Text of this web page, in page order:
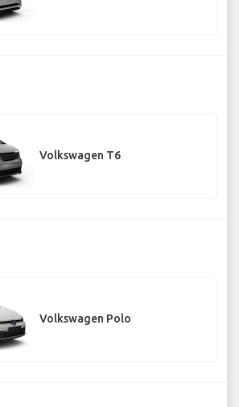
Volkswagen T6
Volkswagen Polo